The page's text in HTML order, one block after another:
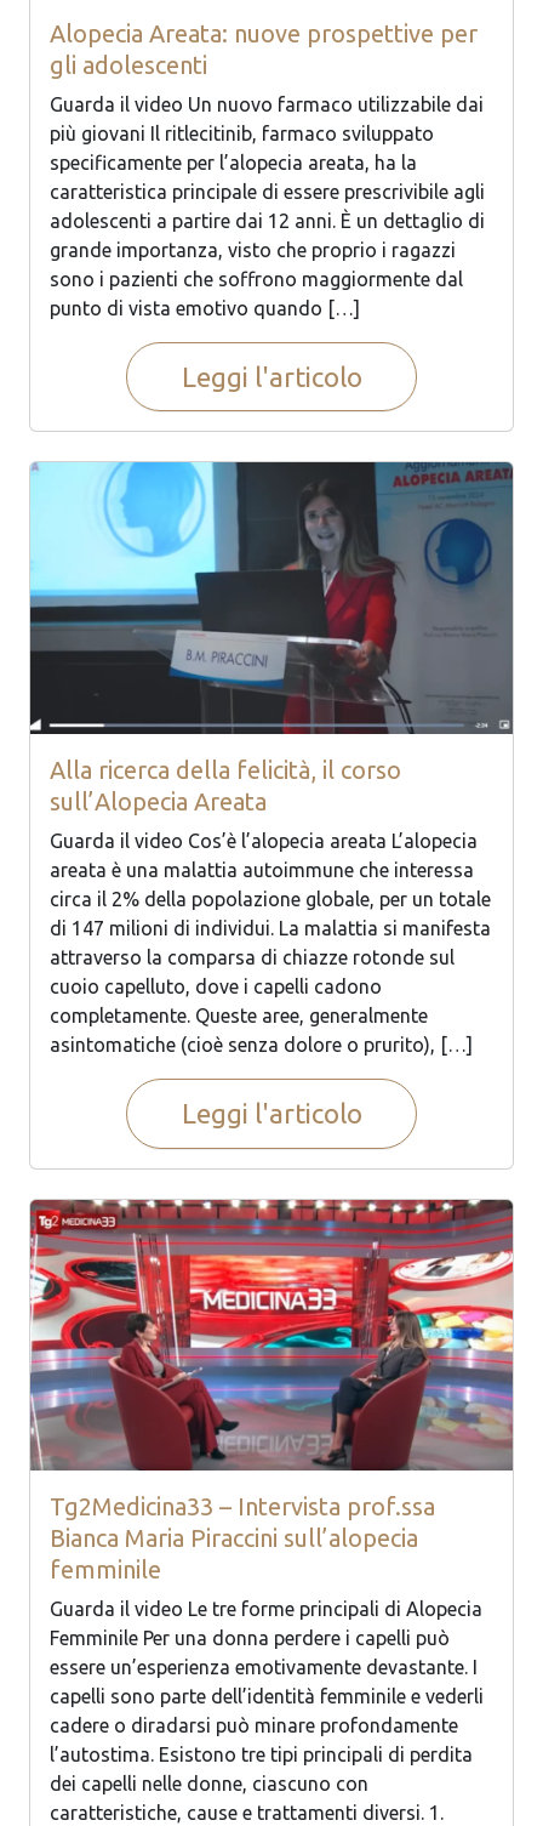
Alopecia Areata: nuove prospettive per
gli adolescenti
Guarda il video Un nuovo farmaco utilizzabile dai
più giovani Il ritlecitinib, farmaco sviluppato
specificamente per l’alopecia areata, ha la
caratteristica principale di essere prescrivibile agli
adolescenti a partire dai 12 anni. È un dettaglio di
grande importanza, visto che proprio i ragazzi
sono i pazienti che soffrono maggiormente dal
punto di vista emotivo quando […]
Leggi l'articolo
Alla ricerca della felicità, il corso
sull’Alopecia Areata
Guarda il video Cos’è l’alopecia areata L’alopecia
areata è una malattia autoimmune che interessa
circa il 2% della popolazione globale, per un totale
di 147 milioni di individui. La malattia si manifesta
attraverso la comparsa di chiazze rotonde sul
cuoio capelluto, dove i capelli cadono
completamente. Queste aree, generalmente
asintomatiche (cioè senza dolore o prurito), […]
Leggi l'articolo
Tg2Medicina33 – Intervista prof.ssa
Bianca Maria Piraccini sull’alopecia
femminile
Guarda il video Le tre forme principali di Alopecia
Femminile Per una donna perdere i capelli può
essere un’esperienza emotivamente devastante. I
capelli sono parte dell’identità femminile e vederli
cadere o diradarsi può minare profondamente
l’autostima. Esistono tre tipi principali di perdita
dei capelli nelle donne, ciascuno con
caratteristiche, cause e trattamenti diversi. 1.